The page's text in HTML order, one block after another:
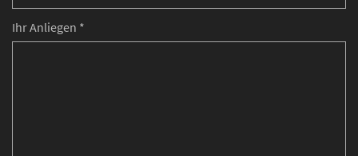
Ihr Anliegen *